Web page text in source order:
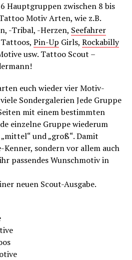
Hauptgruppen zwischen 8 bis
Motiv Arten, wie z.B.
-Tribal, -Herzen, Seefahrer
Tattoos, Pin-Up Girls, Rockabilly
usw. Tattoo Scout –
euch wieder vier Motiv-
Sondergalerien Jede Gruppe
mit einem bestimmten
einzelne Gruppe wiederum
und „groß“. Damit
sondern vor allem auch
passendes Wunschmotiv in
neuen Scout-Ausgabe.